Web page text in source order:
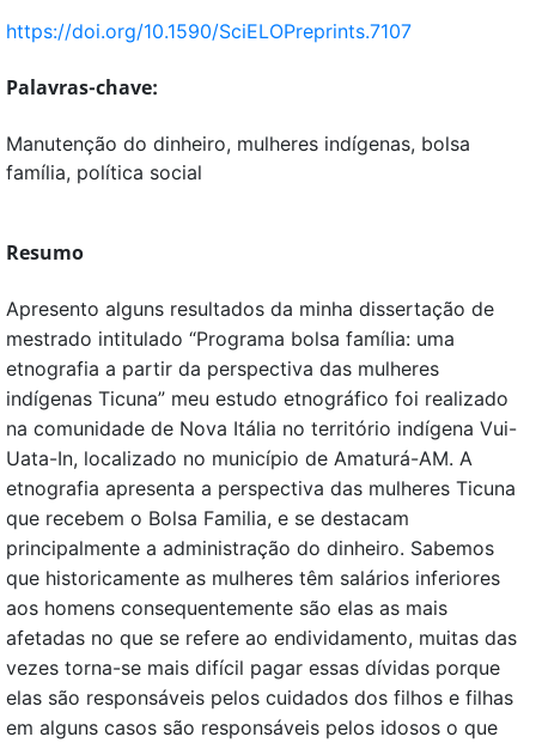
https://doi.org/10.1590/SciELOPreprints.7107
Palavras-chave:
Manutenção do dinheiro, mulheres indígenas, bolsa
família, política social
Resumo
Apresento alguns resultados da minha dissertação de
mestrado intitulado “Programa bolsa família: uma
etnografia a partir da perspectiva das mulheres
indígenas Ticuna” meu estudo etnográfico foi realizado
na comunidade de Nova Itália no território indígena Vui-
Uata-In, localizado no município de Amaturá-AM. A
etnografia apresenta a perspectiva das mulheres Ticuna
que recebem o Bolsa Familia, e se destacam
principalmente a administração do dinheiro. Sabemos
que historicamente as mulheres têm salários inferiores
aos homens consequentemente são elas as mais
afetadas no que se refere ao endividamento, muitas das
vezes torna-se mais difícil pagar essas dívidas porque
elas são responsáveis pelos cuidados dos filhos e filhas
em alguns casos são responsáveis pelos idosos o que